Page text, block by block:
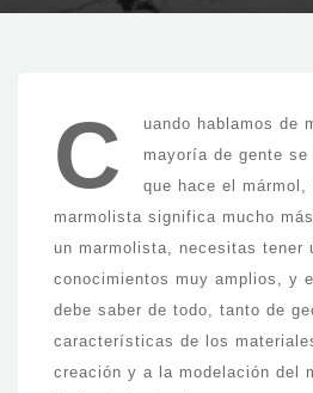
C
uando hablamos de
mayoría de gente
que hace el
marmolista significa mucho
un marmolista, necesitas tener
conocimientos muy amplios, y
debe saber de todo, tanto de
características de los
creación y a la modelación del